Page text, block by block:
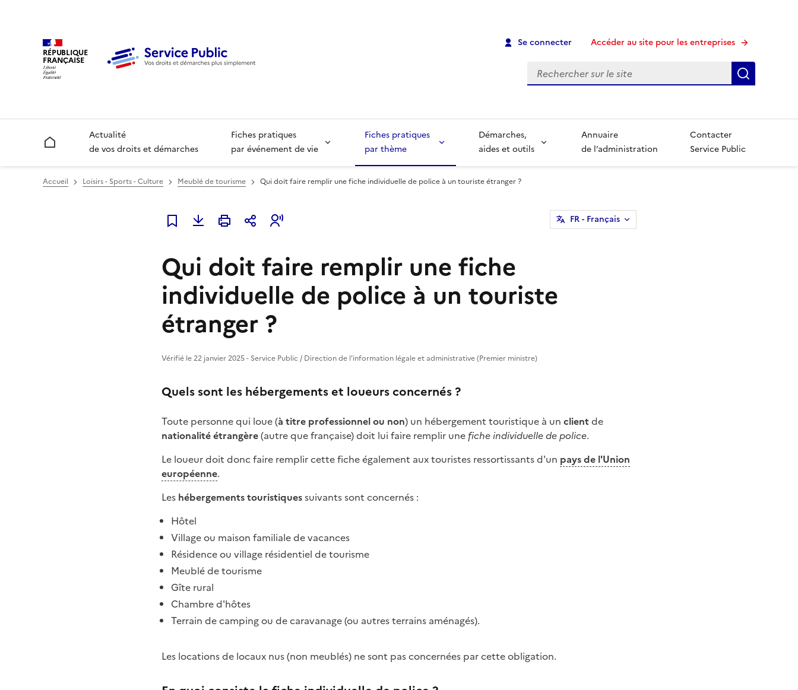
RÉPUBLIQUE
FRANÇAISE
Se connecter Accéder au site pour les entreprises
Recherche
Accueil
Actualité
de vos droits et démarches
Fiches pratiques
par événement de vie
Fiches pratiques
par thème
Démarches,
aides et outils
Annuaire
de l’administration
Contacter
Service Public
Accueil Loisirs - Sports - Culture Meublé de tourisme Qui doit faire remplir une fiche individuelle de police à un touriste étranger ?
Ajouter à mes favoris
FR- Français
Qui doit faire remplir une fiche
individuelle de police à un touriste
étranger ?
Vérifié le 22 janvier 2025 - Service Public / Direction de l'information légale et administrative (Premier ministre)
Quels sont les hébergements et loueurs concernés ?
Toute personne qui loue (à titre professionnel ou non) un hébergement touristique à un clientde
nationalité étrangère(autre que française) doit lui faire remplir une fiche individuelle de police.
Le loueur doit donc faire remplir cette fiche également aux touristes ressortissants d'un pays de l'Union
européenne.
Les hébergements touristiquessuivants sont concernés :
Hôtel
Village ou maison familiale de vacances
Résidence ou village résidentiel de tourisme
Meublé de tourisme
Gîte rural
Chambre d'hôtes
Terrain de camping ou de caravanage (ou autres terrains aménagés).
Les locations de locaux nus (non meublés) ne sont pas concernées par cette obligation.